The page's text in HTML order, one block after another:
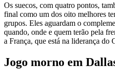
Os suecos, com quatro pontos,
final como um dos oito melhores
grupos. Eles aguardam o
quando, onde e quem terão pela
a França, que está na liderança do
Jogo morno em